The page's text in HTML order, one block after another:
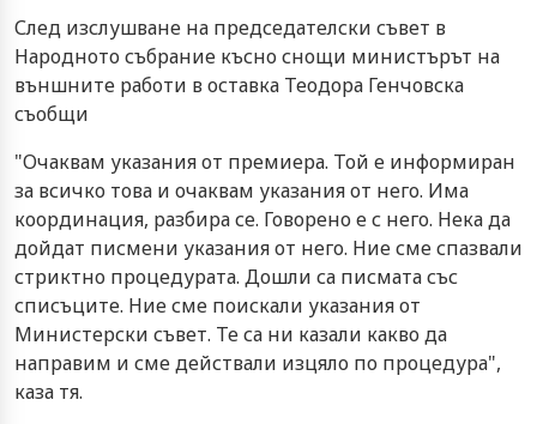
След изслушване на председателски съвет в
Народното събрание късно снощи министърът на
външните работи в оставка Теодора Генчовска
съобщи
"Очаквам указания от премиера. Той е информиран
за всичко това и очаквам указания от него. Има
координация, разбира се. Говорено е с него. Нека да
дойдат писмени указания от него. Ние сме спазвали
стриктно процедурата. Дошли са писмата със
списъците. Ние сме поискали указания от
Министерски съвет. Те са ни казали какво да
направим и сме действали изцяло по процедура",
каза тя.